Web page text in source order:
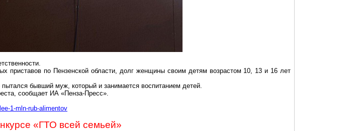
приставов по Пензенской области, долг женщины своим детям возрастом 10, 13 и 16 лет
бывший муж, который и занимается воспитанием детей.
сообщает ИА «Пенза-Пресс».
1-mln-rub-alimentov
«ГТО всей семьей»